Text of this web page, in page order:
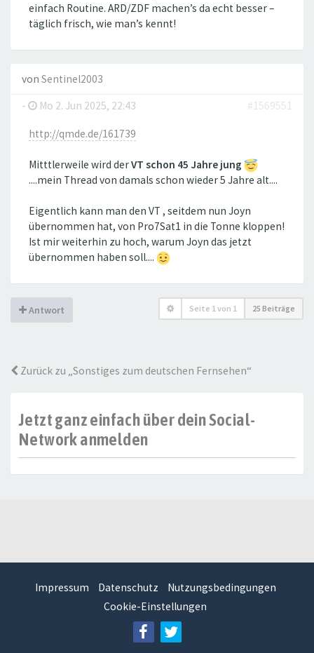
einfach Routine. ARD/ZDF machen’s da echt besser –
täglich frisch, wie man’s kennt!
von Sentinel2003
-
Mo 2. Jun 2025, 22:43 #1569551
http://qmde.de/161739
Mitttlerweile wird derVT schon 45 Jahre jung
....mein Thread von damals schon wieder 5 Jahre alt....
Eigentlich kann man den VT , seitdem nun Joyn
übernommen hat, von Pro7Sat1 in die Tonne kloppen!
Ist mir weiterhin zu hoch, warum Joyn das jetzt
übernommen haben soll....
Antwort Seite 1von 1 25 Beiträge
Zurück zu „Sonstiges zum deutschen Fernsehen“
Jetzt ganz einfach über dein Social-
Network anmelden
Impressum Datenschutz
Nutzungsbedingungen
Cookie-Einstellungen